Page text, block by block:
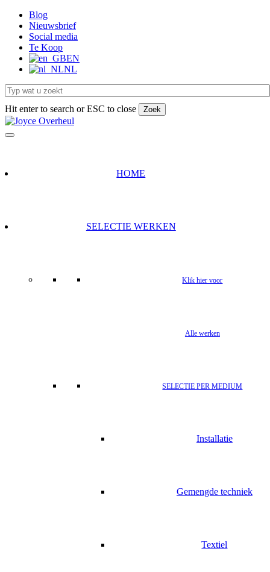
Overslaan
naar
hoofdinhoud
Blog
Nieuwsbrief
Social media
Te Koop
EN
NL
Hit enter to search or ESC to close Zoek
Close
Search
HOME
SELECTIE WERKEN
Klik hier voor
Alle werken
SELECTIE PER MEDIUM
Installatie
Gemengde techniek
Textiel